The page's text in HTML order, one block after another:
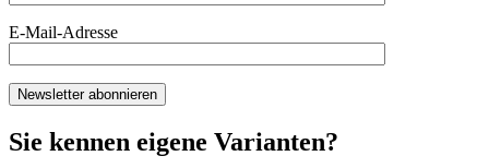
E-Mail-Adresse
Sie kennen eigene Varianten?